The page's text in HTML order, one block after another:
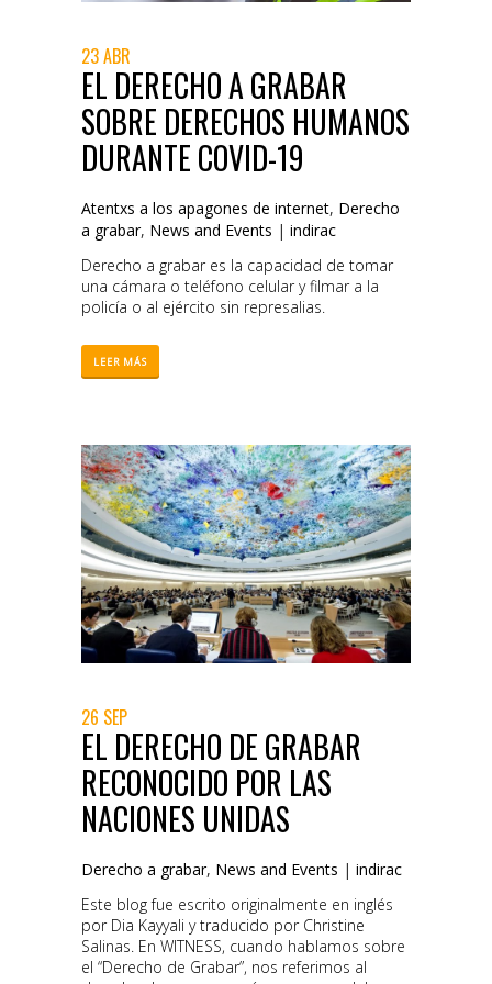
23 ABR
EL DERECHO A GRABAR
SOBRE DERECHOS HUMANOS
DURANTE COVID-19
Atentxs a los apagones de internet, Derecho
a grabar, News and Events | indirac
Derecho a grabar es la capacidad de tomar
una cámara o teléfono celular y filmar a la
policía o al ejército sin represalias.
LEER MÁS
26 SEP
EL DERECHO DE GRABAR
RECONOCIDO POR LAS
NACIONES UNIDAS
Derecho a grabar, News and Events | indirac
Este blog fue escrito originalmente en inglés
por Dia Kayyali y traducido por Christine
Salinas. En WITNESS, cuando hablamos sobre
el “Derecho de Grabar”, nos referimos al